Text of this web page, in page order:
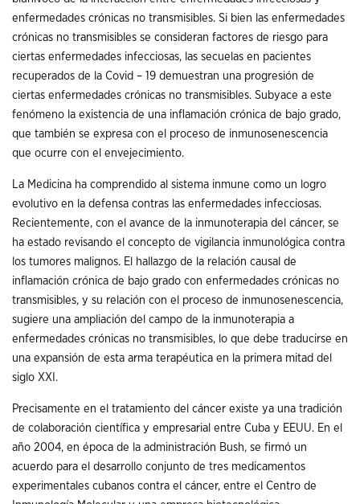
enfermedades crónicas no transmisibles. Si bien las enfermedades
crónicas no transmisibles se consideran factores de riesgo para
ciertas enfermedades infecciosas, las secuelas en pacientes
recuperados de la Covid – 19 demuestran una progresión de
ciertas enfermedades crónicas no transmisibles. Subyace a este
fenómeno la existencia de una inflamación crónica de bajo grado,
que también se expresa con el proceso de inmunosenescencia
que ocurre con el envejecimiento.
La Medicina ha comprendido al sistema inmune como un logro
evolutivo en la defensa contras las enfermedades infecciosas.
Recientemente, con el avance de la inmunoterapia del cáncer, se
ha estado revisando el concepto de vigilancia inmunológica contra
los tumores malignos. El hallazgo de la relación causal de
inflamación crónica de bajo grado con enfermedades crónicas no
transmisibles, y su relación con el proceso de inmunosenescencia,
sugiere una ampliación del campo de la inmunoterapia a
enfermedades crónicas no transmisibles, lo que debe traducirse en
una expansión de esta arma terapéutica en la primera mitad del
siglo XXI.
Precisamente en el tratamiento del cáncer existe ya una tradición
de colaboración científica y empresarial entre Cuba y EEUU. En el
año 2004, en época de la administración Bush, se firmó un
acuerdo para el desarrollo conjunto de tres medicamentos
experimentales cubanos contra el cáncer, entre el Centro de